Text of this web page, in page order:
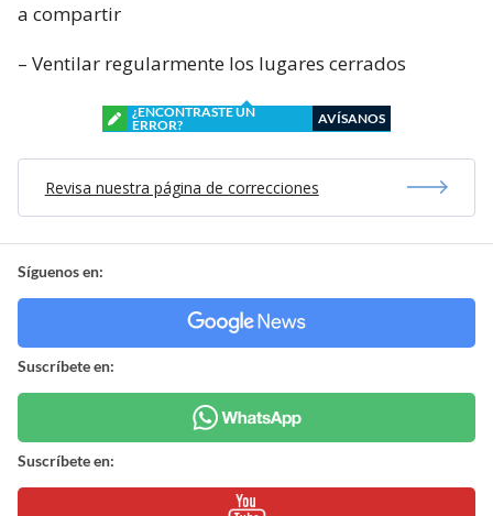
a compartir
– Ventilar regularmente los lugares cerrados
¿ENCONTRASTE UN
ERROR?
AVÍSANOS
Revisa nuestra página de correcciones
Síguenos en:
Suscríbete en:
Suscríbete en: